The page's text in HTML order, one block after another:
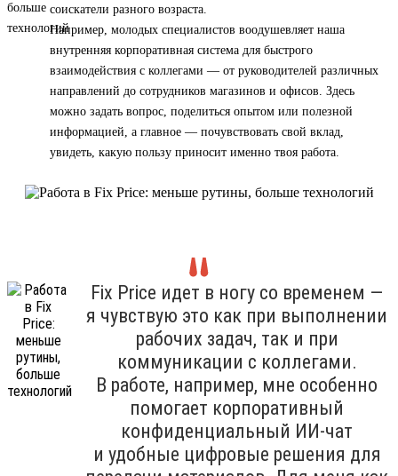
соискатели разного возраста.
Например, молодых специалистов воодушевляет наша
внутренняя корпоративная система для быстрого
взаимодействия с коллегами — от руководителей различных
направлений до сотрудников магазинов и офисов. Здесь
можно задать вопрос, поделиться опытом или полезной
информацией, а главное — почувствовать свой вклад,
увидеть, какую пользу приносит именно твоя работа.
Fix Price идет в ногу со временем —
я чувствую это как при выполнении
рабочих задач, так и при
коммуникации с коллегами.
В работе, например, мне особенно
помогает корпоративный
конфиденциальный ИИ-чат
и удобные цифровые решения для